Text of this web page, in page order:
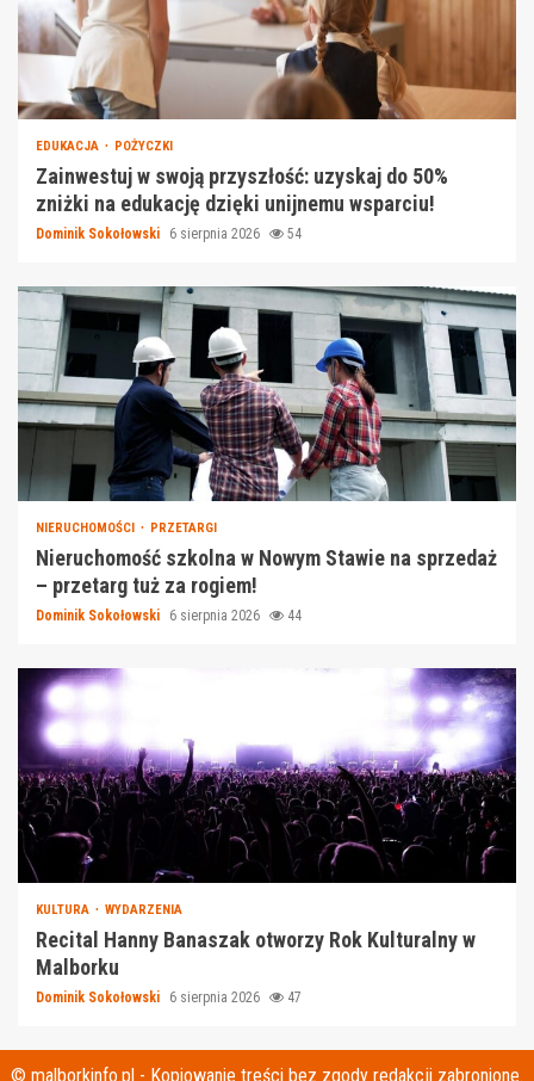
EDUKACJA POŻYCZKI
Zainwestuj w swoją przyszłość: uzyskaj do 50%
zniżki na edukację dzięki unijnemu wsparciu!
Dominik Sokołowski 6 sierpnia 2026 54
NIERUCHOMOŚCI PRZETARGI
Nieruchomość szkolna w Nowym Stawie na sprzedaż
– przetarg tuż za rogiem!
Dominik Sokołowski 6 sierpnia 2026 44
KULTURA WYDARZENIA
Recital Hanny Banaszak otworzy Rok Kulturalny w
Malborku
Dominik Sokołowski 6 sierpnia 2026 47
© malborkinfo.pl - Kopiowanie treści bez zgody redakcji zabronione.